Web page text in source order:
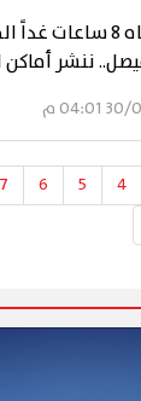
قطع المياه 8
ننشر أماكن
4
5
6
7